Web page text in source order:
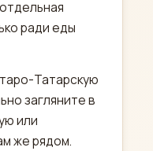
ради еды
Татарскую
загляните в
или
же рядом.